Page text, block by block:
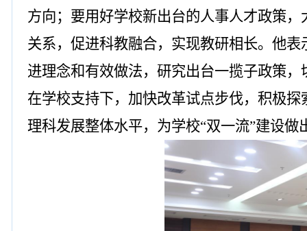
方向；要用好学校新出台的人事人才政策
关系，促进科教融合，实现教研相长。他
进理念和有效做法，研究出台一揽子政策
在学校支持下，加快改革试点步伐，积极
理科发展整体水平，为学校“双一流”建设做